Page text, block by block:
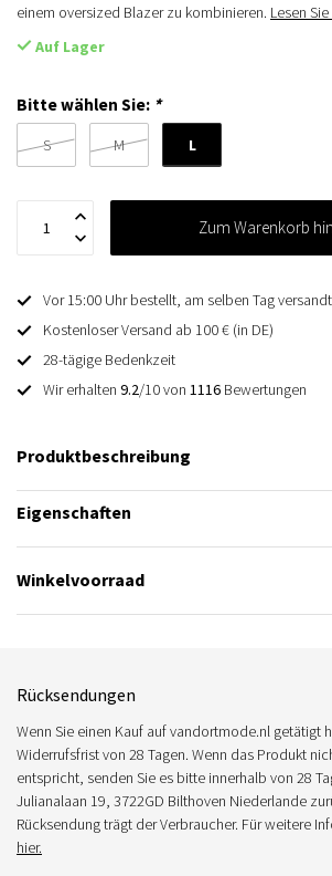
einem oversized Blazer zu kombinieren. Lesen
Auf Lager
Bitte wählen Sie: *
S M L
Zum Warenkorb
Vor 15:00 Uhr bestellt, am selben Tag
Kostenloser Versand ab 100 € (in DE)
28-tägige Bedenkzeit
Wir erhalten 9.2/10 von 1116 Bewertungen
Produktbeschreibung
Eigenschaften
Winkelvoorraad
Rücksendungen
Wenn Sie einen Kauf auf vandortmode.nl getätigt
Widerrufsfrist von 28 Tagen. Wenn das Produkt
entspricht, senden Sie es bitte innerhalb von 28
Julianalaan 19, 3722GD Bilthoven Niederlande
Rücksendung trägt der Verbraucher. Für weitere
hier.